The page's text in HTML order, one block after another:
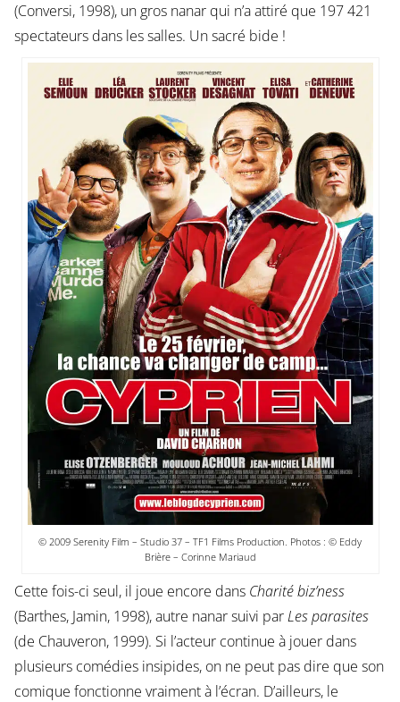
(Conversi, 1998), un gros nanar qui n’a attiré que 197 421
spectateurs dans les salles. Un sacré bide !
© 2009 Serenity Film – Studio 37 – TF1 Films Production. Photos : © Eddy
Brière – Corinne Mariaud
Cette fois-ci seul, il joue encore dans Charité biz’ness
(Barthes, Jamin, 1998), autre nanar suivi parLes parasites
(de Chauveron, 1999). Si l’acteur continue à jouer dans
plusieurs comédies insipides, on ne peut pas dire que son
comique fonctionne vraiment à l’écran. D’ailleurs, le